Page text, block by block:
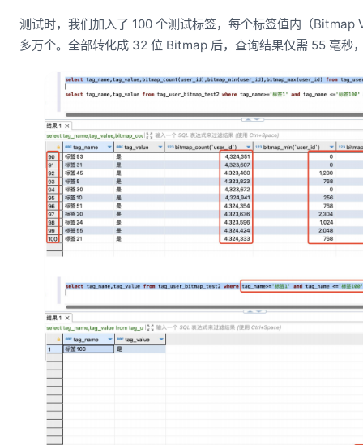
测试时，我们加入了 100 个测试标签，每个标签值内（Bitmap
多万个。全部转化成 32 位 Bitmap 后，查询结果仅需 55 毫秒